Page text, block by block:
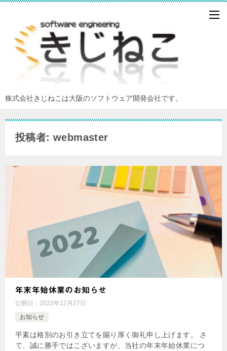
株式会社きじねこは大阪のソフトウェア開発会社です。
投稿者: webmaster
年末年始休業のお知らせ
公開日： 2022年12月27日
お知らせ
平素は格別のお引き立てを賜り厚く御礼申し上げます。 さ
て、誠に勝手ではこざいますが、当社の年末年始休業につ